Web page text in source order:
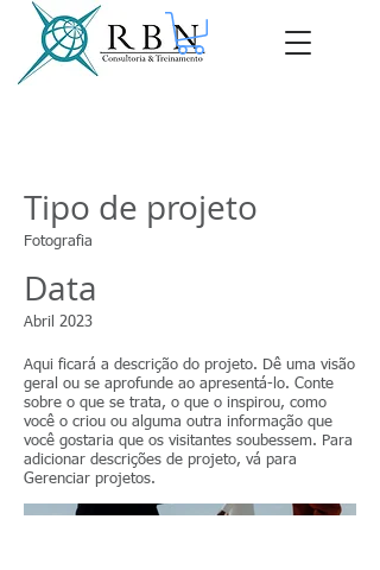
Tipo de projeto
Fotografia
Data
Abril 2023
Aqui ficará a descrição do projeto. Dê uma visão
geral ou se aprofunde ao apresentá-lo. Conte
sobre o que se trata, o que o inspirou, como
você o criou ou alguma outra informação que
você gostaria que os visitantes soubessem. Para
adicionar descrições de projeto, vá para
Gerenciar projetos.